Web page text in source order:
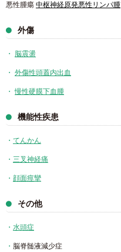
悪性腫瘍 中枢神経原発悪性リンパ腫
外傷
脳震盪
外傷性頭蓋内出血
慢性硬膜下血腫
機能性疾患
てんかん
三叉神経痛
顔面痙攣
その他
水頭症
脳脊髄液減少症